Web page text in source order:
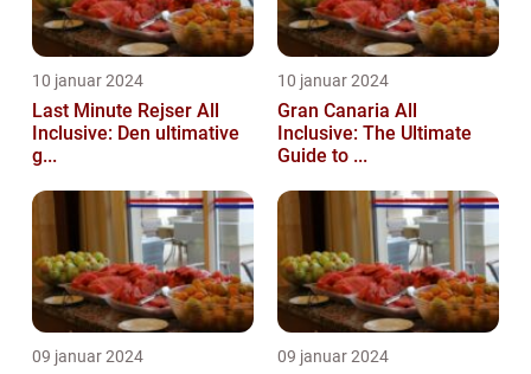
10 januar 2024
Last Minute Rejser All
Inclusive: Den ultimative
g...
10 januar 2024
Gran Canaria All
Inclusive: The Ultimate
Guide to ...
09 januar 2024 09 januar 2024